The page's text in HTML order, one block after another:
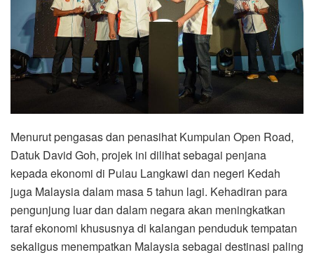
Menurut pengasas dan penasihat Kumpulan Open Road,
Datuk David Goh, projek ini dilihat sebagai penjana
kepada ekonomi di Pulau Langkawi dan negeri Kedah
juga Malaysia dalam masa 5 tahun lagi. Kehadiran para
pengunjung luar dan dalam negara akan meningkatkan
taraf ekonomi khususnya di kalangan penduduk tempatan
sekaligus menempatkan Malaysia sebagai destinasi paling